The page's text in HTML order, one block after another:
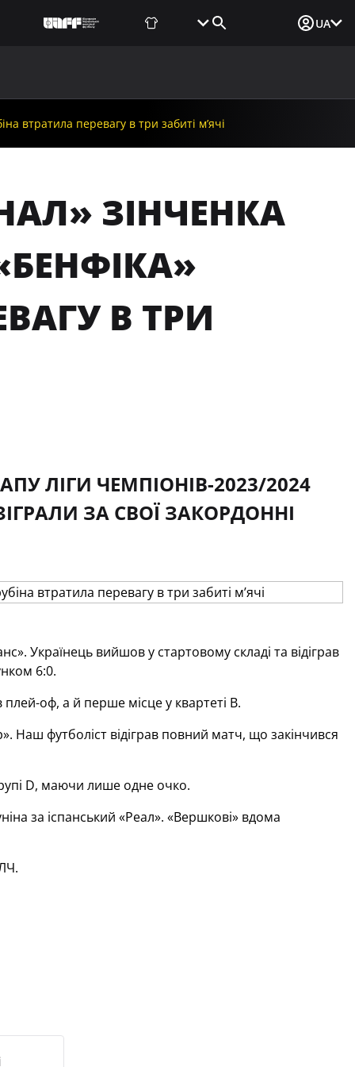
UA
втратила перевагу в три забиті м’ячі
ЗІНЧЕНКА
В ТРИ
ЛІГИ ЧЕМПІОНІВ-2023/2024
ЗА СВОЇ ЗАКОРДОННІ
Українець вийшов у стартовому складі та відіграв
6:0.
оф, а й перше місце у квартеті В.
Наш футболіст відіграв повний матч, що закінчився
D, маючи лише одне очко.
за іспанський «Реал». «Вершкові» вдома